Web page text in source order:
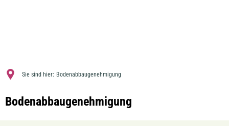
Sie sind hier: Bodenabbaugenehmigung
Bodenabbaugenehmigung